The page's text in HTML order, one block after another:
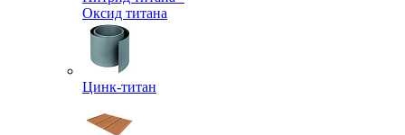
Оксид титана
Цинк-титан